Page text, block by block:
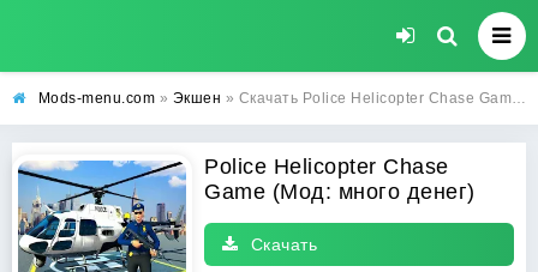
Mods-menu.com » Экшен » Скачать Police Helicopter Chase Game Взлом (много денег) на Андроид бесплатно
Police Helicopter Chase
Game (Мод: много денег)
Скачать